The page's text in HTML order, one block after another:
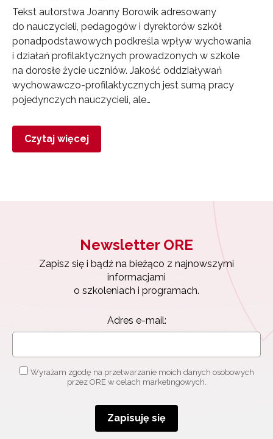
Tekst autorstwa Joanny Borowik adresowany
do nauczycieli, pedagogów i dyrektorów szkół
ponadpodstawowych podkreśla wpływ wychowania
i działań profilaktycznych prowadzonych w szkole
na dorosłe życie uczniów. Jakość oddziaływań
wychowawczo-profilaktycznych jest sumą pracy
pojedynczych nauczycieli, ale…
Czytaj więcej
Newsletter ORE
Zapisz się i bądź na bieżąco z najnowszymi
informacjami
o szkoleniach i programach.
Adres e-mail:
Wyrażam zgodę na przetwarzanie moich danych osobowych
przez ORE w celach marketingowych.
Zapisuję się